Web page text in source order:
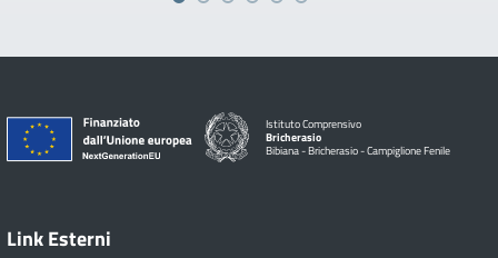
Istituto Comprensivo
Bricherasio
Bibiana - Bricherasio - Campiglione Fenile
Link Esterni